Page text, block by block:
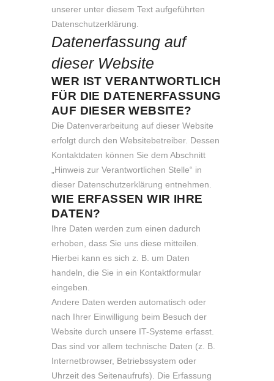
unserer unter diesem Text aufgeführten
Datenschutzerklärung.
Datenerfassung auf
dieser Website
WER IST VERANTWORTLICH
FÜR DIE DATENERFASSUNG
AUF DIESER WEBSITE?
Die Datenverarbeitung auf dieser Website
erfolgt durch den Websitebetreiber. Dessen
Kontaktdaten können Sie dem Abschnitt
„Hinweis zur Verantwortlichen Stelle“ in
dieser Datenschutzerklärung entnehmen.
WIE ERFASSEN WIR IHRE
DATEN?
Ihre Daten werden zum einen dadurch
erhoben, dass Sie uns diese mitteilen.
Hierbei kann es sich z. B. um Daten
handeln, die Sie in ein Kontaktformular
eingeben.
Andere Daten werden automatisch oder
nach Ihrer Einwilligung beim Besuch der
Website durch unsere IT-Systeme erfasst.
Das sind vor allem technische Daten (z. B.
Internetbrowser, Betriebssystem oder
Uhrzeit des Seitenaufrufs). Die Erfassung